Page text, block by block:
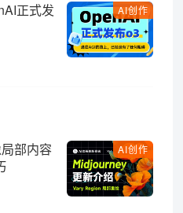
AI创作
正式发
AI创作
部内容